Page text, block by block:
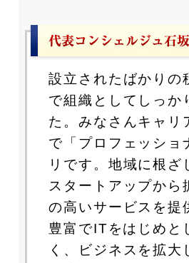
設立されたばかりの
で組織としてしっか
た。みなさんキャリ
で「プロフェッショ
リです。地域に根
スタートアップか
の高いサービスを提
豊富でITをはじめと
く、ビジネスを拡